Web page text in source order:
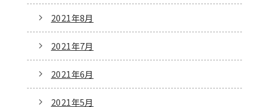
2021年8月
2021年7月
2021年6月
2021年5月